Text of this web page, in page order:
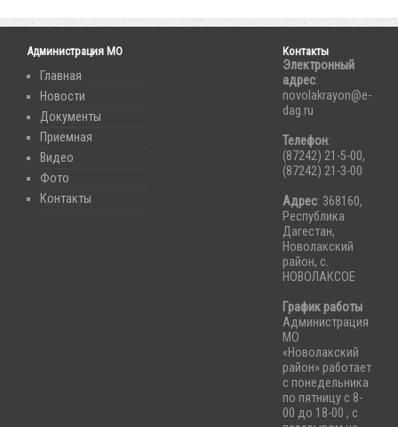
Администрация МО
Главная
Новости
Документы
Приемная
Видео
Фото
Контакты
Контакты
Электронный
адрес:
novolakrayon@e-
dag.ru
Телефон:
(87242) 21-5-00,
(87242) 21-3-00
Адрес: 368160,
Республика
Дагестан,
Новолакский
район, с.
НОВОЛАКСОЕ
График работы
Администрация
МО
«Новолакский
район» работает
с понедельника
по пятницу с 8-
00 до 18-00 , с